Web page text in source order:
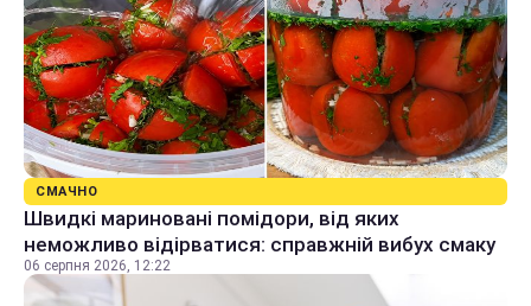
СМАЧНО
Швидкі мариновані помідори, від яких
неможливо відірватися: справжній вибух смаку
06 серпня 2026, 12:22